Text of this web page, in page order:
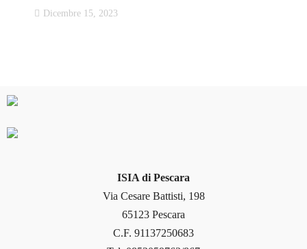
Dicembre 15, 2023
ISIA di Pescara
Via Cesare Battisti, 198
65123 Pescara
C.F. 91137250683